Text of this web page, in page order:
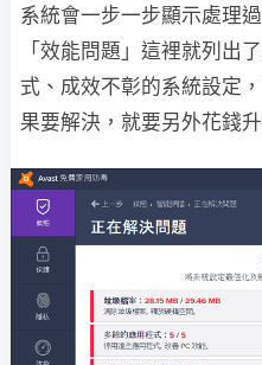
系統會一步一步顯示處理
「效能問題」這裡就列出
式、成效不彰的系統設定
果要解決，就要另外花錢升